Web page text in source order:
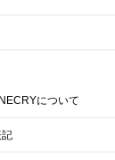
について